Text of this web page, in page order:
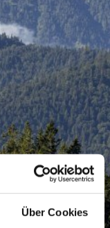
Über Cookies